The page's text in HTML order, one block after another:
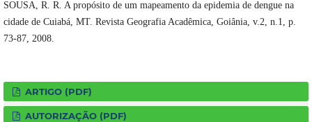
SOUSA, R. R. A propósito de um mapeamento da epidemia de dengue na
cidade de Cuiabá, MT. Revista Geografia Acadêmica, Goiânia, v.2, n.1, p.
73-87, 2008.
ARTIGO (PDF)
AUTORIZAÇÃO (PDF)